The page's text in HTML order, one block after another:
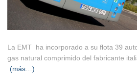
La EMT ha incorporado a su flota 39
gas natural comprimido del fabricante
(más…)